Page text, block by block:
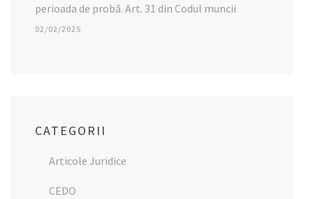
perioada de probă. Art. 31 din Codul muncii
02/02/2025
CATEGORII
Articole Juridice
CEDO